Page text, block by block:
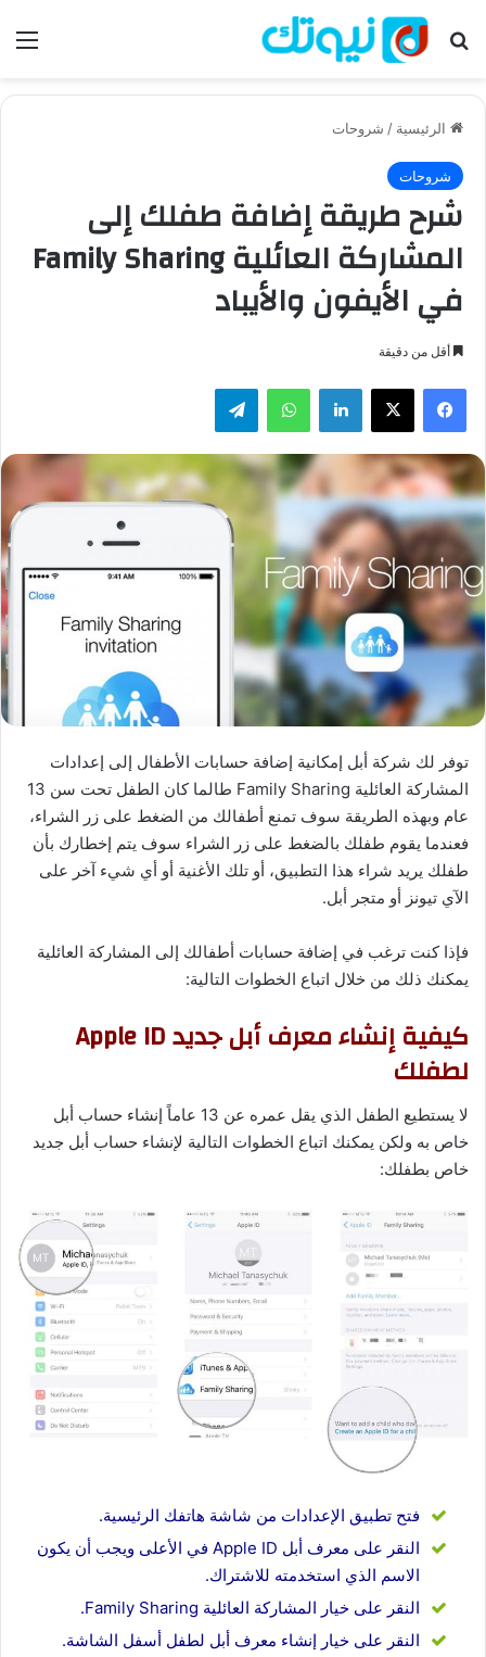
بحث عن
الرئيسية / شروحات
شروحات
شرح طريقة إضافة طفلك إلى
المشاركة العائلية Family Sharing
في الأيفون والأيباد
أقل من دقيقة
فيسبوك لينكدإن واتساب
توفر لك شركة أبل إمكانية إضافة حسابات الأطفال إلى إعدادات
المشاركة العائلية Family Sharing طالما كان الطفل تحت سن 13
عام وبهذه الطريقة سوف تمنع أطفالك من الضغط على زر الشراء،
فعندما يقوم طفلك بالضغط على زر الشراء سوف يتم إخطارك بأن
طفلك يريد شراء هذا التطبيق، أو تلك الأغنية أو أي شيء آخر على
الآي تيونز أو متجر أبل.
فإذا كنت ترغب في إضافة حسابات أطفالك إلى المشاركة العائلية
يمكنك ذلك من خلال اتباع الخطوات التالية:
كيفية إنشاء معرف أبل جديد Apple ID
لطفلك
لا يستطيع الطفل الذي يقل عمره عن 13 عاماً إنشاء حساب أبل
خاص به ولكن يمكنك اتباع الخطوات التالية لإنشاء حساب أبل جديد
خاص بطفلك:
فتح تطبيق الإعدادات من شاشة هاتفك الرئيسية.
النقر على معرف أبل Apple ID في الأعلى ويجب أن يكون
الاسم الذي استخدمته للاشتراك.
النقر على خيار المشاركة العائلية Family Sharing.
النقر على خيار إنشاء معرف أبل لطفل أسفل الشاشة.